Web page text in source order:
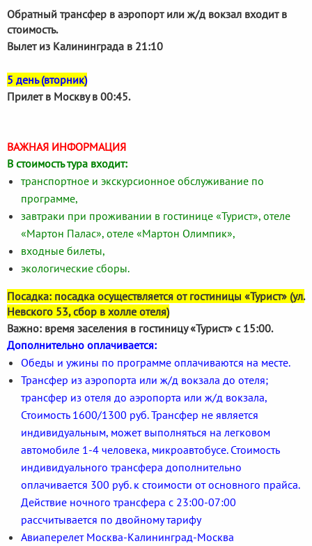
Обратный трансфер в аэропорт или ж/д вокзал входит в
стоимость.
Вылет из Калининграда в 21:10
5 день (вторник)
Прилет в Москву в 00:45.
ВАЖНАЯ ИНФОРМАЦИЯ
В стоимость тура входит:
транспортное и экскурсионное обслуживание по
программе,
завтраки при проживании в гостинице «Турист», отеле
«Мартон Палас», отеле «Мартон Олимпик»,
входные билеты,
экологические сборы.
Посадка: посадка осуществляется от гостиницы «Турист» (ул.
Невского 53, сбор в холле отеля)
Важно: время заселения в гостиницу «Турист» с 15:00.
Дополнительно оплачивается:
Обеды и ужины по программе оплачиваются на месте.
Трансфер из аэропорта или ж/д вокзала до отеля;
трансфер из отеля до аэропорта или ж/д вокзала,
Стоимость 1600/1300 руб. Трансфер не является
индивидуальным, может выполняться на легковом
автомобиле 1-4 человека, микроавтобусе. Стоимость
индивидуального трансфера дополнительно
оплачивается 300 руб. к стоимости от основного прайса.
Действие ночного трансфера с 23:00-07:00
рассчитывается по двойному тарифу
Авиаперелет Москва-Калининград-Москва